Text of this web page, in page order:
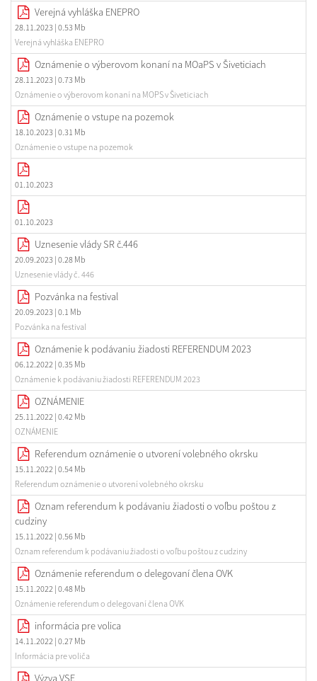
Verejná vyhláška ENEPRO
28.11.2023 | 0.53 Mb
Verejná vyhláška ENEPRO
Oznámenie o výberovom konaní na MOaPS v Šiveticiach
28.11.2023 | 0.73 Mb
Oznámenie o výberovom konaní na MOPS v Šiveticiach
Oznámenie o vstupe na pozemok
18.10.2023 | 0.31 Mb
Oznámenie o vstupe na pozemok
01.10.2023
01.10.2023
Uznesenie vlády SR č.446
20.09.2023 | 0.28 Mb
Uznesenie vlády č. 446
Pozvánka na festival
20.09.2023 | 0.1 Mb
Pozvánka na festival
Oznámenie k podávaniu žiadosti REFERENDUM 2023
06.12.2022 | 0.35 Mb
Oznámenie k podávaniu žiadosti REFERENDUM 2023
OZNÁMENIE
25.11.2022 | 0.42 Mb
OZNÁMENIE
Referendum oznámenie o utvorení volebného okrsku
15.11.2022 | 0.54 Mb
Referendum oznámenie o utvorení volebného okrsku
Oznam referendum k podávaniu žiadosti o voľbu poštou z
cudziny
15.11.2022 | 0.56 Mb
Oznam referendum k podávaniu žiadosti o voľbu poštou z cudziny
Oznámenie referendum o delegovaní člena OVK
15.11.2022 | 0.48 Mb
Oznámenie referendum o delegovaní člena OVK
informácia pre volica
14.11.2022 | 0.27 Mb
Informácia pre voliča
Výzva VSE